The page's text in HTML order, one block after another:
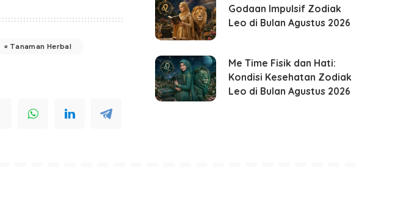
Tanaman Herbal
Godaan Impulsif Zodiak
Leo di Bulan Agustus 2026
Me Time Fisik dan Hati:
Kondisi Kesehatan Zodiak
Leo di Bulan Agustus 2026